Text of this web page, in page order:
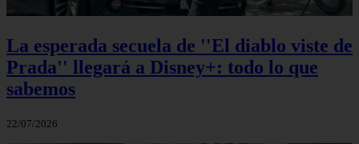
La esperada secuela de ''El diablo viste de
Prada'' llegará a Disney+: todo lo que
sabemos
22/07/2026